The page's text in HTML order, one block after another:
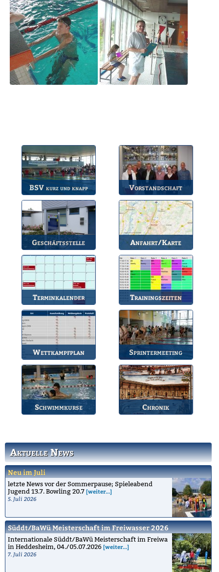
Aktuelle News
Neu im Juli
letzte News vor der Sommerpause; Spieleabend
Jugend 13.7. Bowling 20.7 [weiter...]
5. Juli 2026
Süddt/BaWü Meisterschaft im Freiwasser 2026
Internationale Süddt/BaWü Meisterschaft im Freiwa
in Heddesheim, 04./05.07.2026 [weiter...]
7. Juli 2026
BSV kurz und knapp
Die wichtigsten Infos
zum BSV.
Vorstandschaft
Unsere amtierende
Vorstandschaft.
Geschäftsstelle
Anlaufstelle für alle
Anfahrt/Karte
So können Sie uns
erreichen.
Terminkalender
Die Termine des BSV.
Trainingszeiten
Bahnbelegungen der
Gruppen.
Wettkampfplan
Übersicht der aktuellen
Wettkämpfe.
Sprintermeeting
Jährlicher Wettkampf
des BSV.
Schwimmkurse Chronik